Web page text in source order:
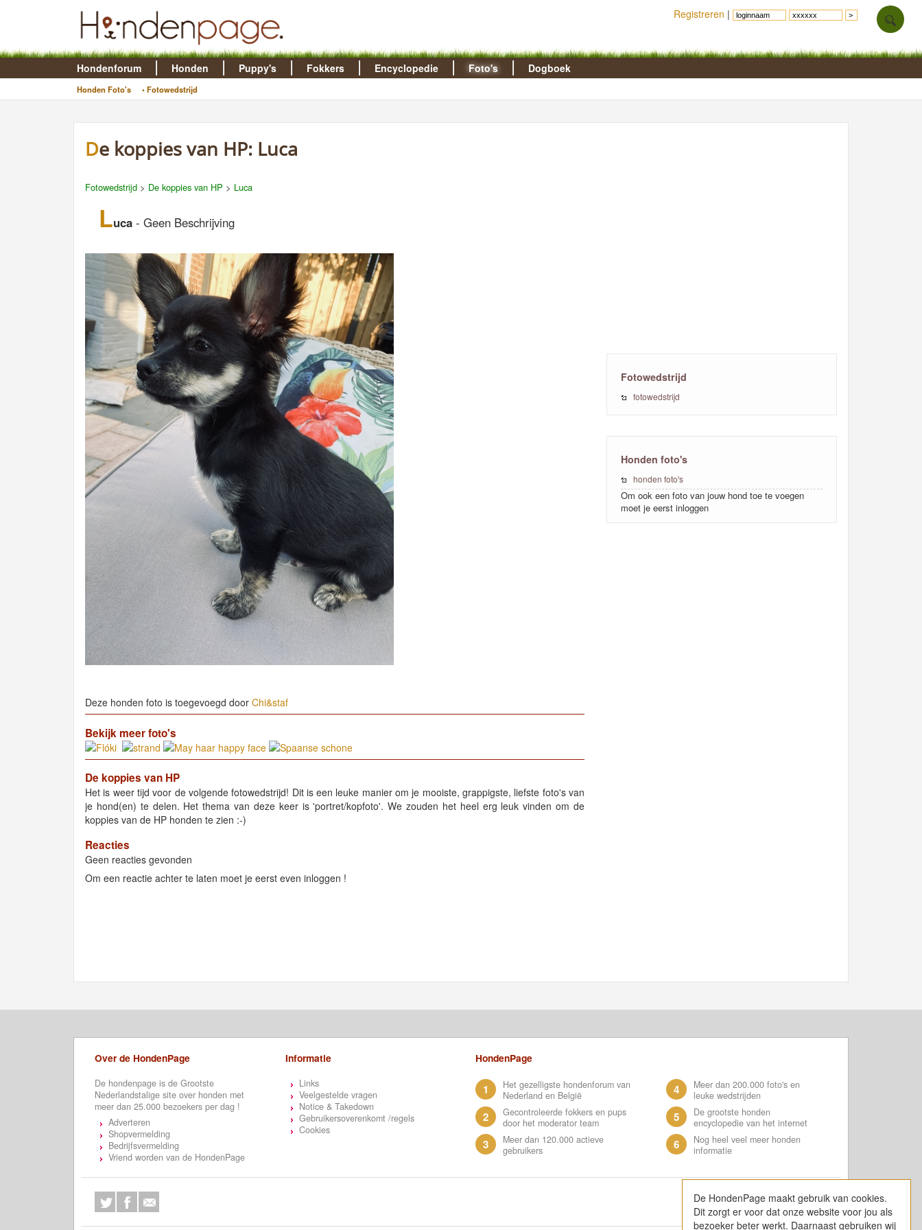
Hondenforum Honden Puppy's Fokkers Encyclopedie Foto's
Honden Foto's • Fotowedstrijd
Dogboek
De koppies van HP: Luca
Fotowedstrijd > De koppies van HP > Luca
Luca - Geen Beschrijving
Deze honden foto is toegevoegd door Chi&staf
Bekijk meer foto's
De koppies van HP
Het is weer tijd voor de volgende fotowedstrijd! Dit is een leuke manier om je mooiste, grappigste, liefste foto's van
je hond(en) te delen. Het thema van deze keer is 'portret/kopfoto'. We zouden het heel erg leuk vinden om de
koppies van de HP honden te zien :-)
Reacties
Geen reacties gevonden
Om een reactie achter te laten moet je eerst even inloggen !
Fotowedstrijd
fotowedstrijd
Honden foto's
honden foto's
Om ook een foto van jouw hond toe te voegen
moet je eerst inloggen
Registreren |
Over de HondenPage
De hondenpage is de Grootste
Nederlandstalige site over honden met
meer dan 25.000 bezoekers per dag !
Adverteren
Shopvermelding
Bedrijfsvermelding
Vriend worden van de HondenPage
Informatie
Links
Veelgestelde vragen
Notice & Takedown
Gebruikersoverenkomt /regels
Cookies
HondenPage
1
Het gezelligste hondenforum van
Nederland en België
2
Gecontroleerde fokkers en pups
door het moderator team
3
Meer dan 120.000 actieve
gebruikers
4
Meer dan 200.000 foto's en
leuke wedstrijden
5
De grootste honden
encyclopedie van het internet
6
Nog heel veel meer honden
informatie
De HondenPage maakt gebruik van cookies.
Dit zorgt er voor dat onze website voor jou als
bezoeker beter werkt. Daarnaast gebruiken wij